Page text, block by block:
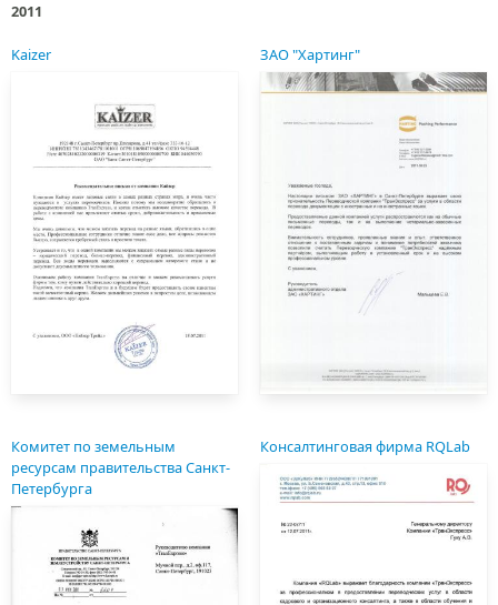
2011
Kaizer ЗАО "Хартинг"
Комитет по земельным
ресурсам правительства Санкт-
Петербурга
Консалтинговая фирма RQLab